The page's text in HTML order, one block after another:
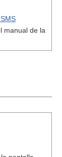
manual de la